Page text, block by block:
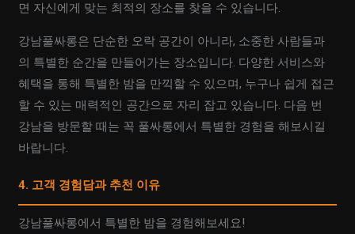
면 자신에게 맞는 최적의 장소를 찾을 수 있습니다.
강남풀싸롱은 단순한 오락 공간이 아니라, 소중한 사람들과
의 특별한 순간을 만들어가는 장소입니다. 다양한 서비스와
혜택을 통해 특별한 밤을 만끽할 수 있으며, 누구나 쉽게 접근
할 수 있는 매력적인 공간으로 자리 잡고 있습니다. 다음 번
강남을 방문할 때는 꼭 풀싸롱에서 특별한 경험을 해보시길
바랍니다.
4. 고객 경험담과 추천 이유
강남풀싸롱에서 특별한 밤을 경험해보세요!